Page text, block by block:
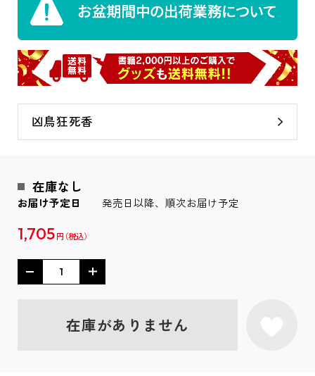
凶鳥狂死香
在庫なし
お届け予定日 発売日以降、順次お届け予定
1,705 円
在庫がありません